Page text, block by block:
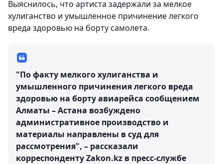
Выяснилось, что артиста задержали за мелкое
хулиганство и умышленное причинение легкого
вреда здоровью на борту самолета.
"По факту мелкого хулиганства и
умышленного причинения легкого вреда
здоровью на борту авиарейса сообщением
Алматы – Астана возбуждено
административное производство и
материалы направлены в суд для
рассмотрения", – рассказали
корреспонденту Zakon.kz в пресс-службе